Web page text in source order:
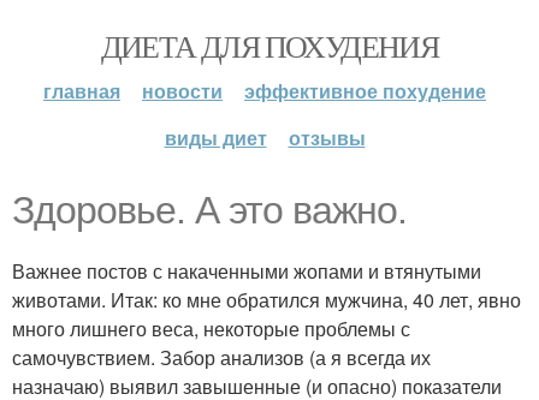
ДИЕТА ДЛЯ ПОХУДЕНИЯ
главная новости
эффективное похудение
виды диет
отзывы
Здоровье. А это важно.
Важнее постов с накаченными жопами и втянутыми
животами. Итак: ко мне обратился мужчина, 40 лет, явно
много лишнего веса, некоторые проблемы с
самочувствием. Забор анализов (а я всегда их
назначаю) выявил завышенные (и опасно) показатели